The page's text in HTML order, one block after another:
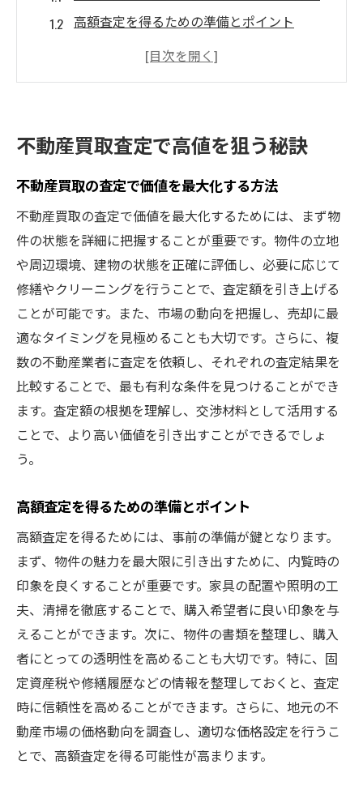
高額査定を得るための準備とポイント
不動産買取で高値を狙うための市場分析
プロが教える不動産買取査定の流れ
不動産買取査定の基本ステップ解説
不動産買取プロセスで重要なチェックポイ
ント
査定から買取までのスムーズな流れ
専門家が教える不動産買取の手続き
不動産買取での査定基準の重要性
プロに学ぶ不動産買取の成功法
不動産買取で成功するための査定ポイント
不動産買取査定で高評価を得る方法
不動産の付加価値を引き出す査定のコツ
査定時に押さえておくべき不動産の魅力
成功する不動産買取の査定戦略
査定を有利に進める不動産買取のコツ
不動産買取を有利に進めるためのポイント
査定価格を上げるための不動産準備術
不動産買取で査定アップを狙うテクニック
交渉を有利に進めるための不動産買取戦略
不動産買取で査定を有利にする方法
査定を優位に進める不動産買取の秘訣
不動産買取査定で得する方法
不動産買取査定で高値を狙う秘訣
不動産買取の査定で価値を最大化する方法
不動産買取の査定で価値を最大化するためには、まず物
件の状態を詳細に把握することが重要です。物件の立地
や周辺環境、建物の状態を正確に評価し、必要に応じて
修繕やクリーニングを行うことで、査定額を引き上げる
ことが可能です。また、市場の動向を把握し、売却に最
適なタイミングを見極めることも大切です。さらに、複
数の不動産業者に査定を依頼し、それぞれの査定結果を
比較することで、最も有利な条件を見つけることができ
ます。査定額の根拠を理解し、交渉材料として活用する
ことで、より高い価値を引き出すことができるでしょ
う。
高額査定を得るための準備とポイント
高額査定を得るためには、事前の準備が鍵となります。
まず、物件の魅力を最大限に引き出すために、内覧時の
印象を良くすることが重要です。家具の配置や照明の工
夫、清掃を徹底することで、購入希望者に良い印象を与
えることができます。次に、物件の書類を整理し、購入
者にとっての透明性を高めることも大切です。特に、固
定資産税や修繕履歴などの情報を整理しておくと、査定
時に信頼性を高めることができます。さらに、地元の不
動産市場の価格動向を調査し、適切な価格設定を行うこ
とで、高額査定を得る可能性が高まります。